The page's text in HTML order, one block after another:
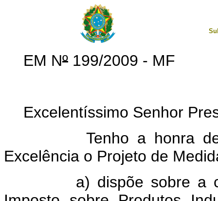
EM Nº 199/2009 - MF
Excelentíssimo Senhor
Tenho a honra de
Excelência o Projeto de
a) dispõe sobre a